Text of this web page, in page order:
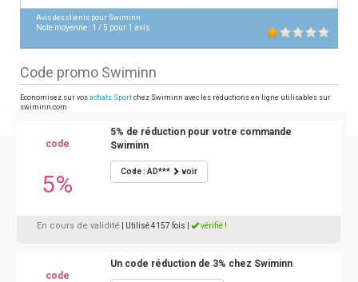
Avis des clients pour Swiminn
Note moyenne : 1 /5 pour 1 avis
Code promo Swiminn
Economisez sur vos achats Sport chez Swiminn avec les réductions en ligne utilisables sur
swiminn.com
code
5%
5% de réduction pour votre commande
Swiminn
Code : AD*** voir
En cours de validité | Utilisé 4157 fois vérifié !
code
Un code réduction de 3% chez Swiminn